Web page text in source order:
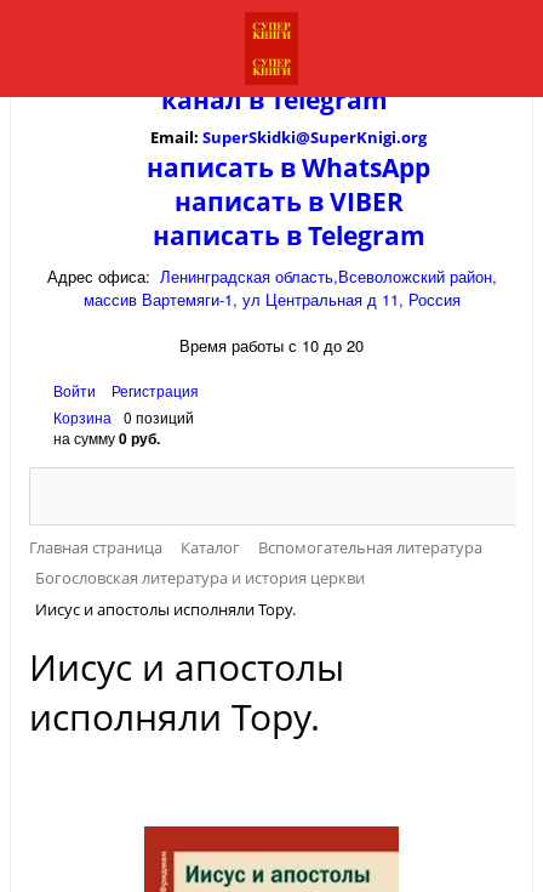
канал вTelegram
Email: SuperSkidki@SuperKnigi.org
написать в WhatsApp
написать в VIBER
написать в Telegram
Адрес офиса: Ленинградская область,Всеволожский район,
массив Вартемяги-1, ул Центральная д 11, Россия
Время работы с 10 до 20
Войти
Регистрация
Корзина
0 позиций
на сумму0 руб.
Главная страница Каталог
Вспомогательная литература
Богословская литература и история церкви
Иисус и апостолы исполняли Тору.
Иисус и апостолы
исполняли Тору.